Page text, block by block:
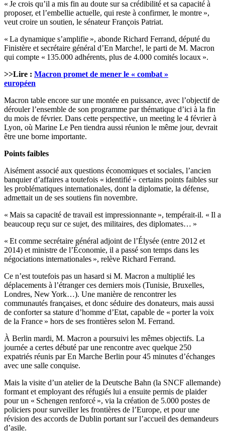
« Je crois qu’il a mis fin au doute sur sa crédibilité et sa capacité à
proposer, et l’embellie actuelle, qui reste à confirmer, le montre »,
veut croire un soutien, le sénateur François Patriat.
« La dynamique s’amplifie », abonde Richard Ferrand, député du
Finistère et secrétaire général d’En Marche!, le parti de M. Macron
qui compte « 135.000 adhérents, plus de 4.000 comités locaux ».
>>Lire : Macron promet de mener le « combat »
européen
Macron table encore sur une montée en puissance, avec l’objectif de
dérouler l’ensemble de son programme par thématique d’ici à la fin
du mois de février. Dans cette perspective, un meeting le 4 février à
Lyon, où Marine Le Pen tiendra aussi réunion le même jour, devrait
être une borne importante.
Points faibles
Aisément associé aux questions économiques et sociales, l’ancien
banquier d’affaires a toutefois « identifié » certains points faibles sur
les problématiques internationales, dont la diplomatie, la défense,
admettait un de ses soutiens fin novembre.
« Mais sa capacité de travail est impressionnante », tempérait-il. « Il a
beaucoup reçu sur ce sujet, des militaires, des diplomates… »
« Et comme secrétaire général adjoint de l’Élysée (entre 2012 et
2014) et ministre de l’Économie, il a passé son temps dans les
négociations internationales », relève Richard Ferrand.
Ce n’est toutefois pas un hasard si M. Macron a multiplié les
déplacements à l’étranger ces derniers mois (Tunisie, Bruxelles,
Londres, New York…). Une manière de rencontrer les
communautés françaises, et donc séduire des donateurs, mais aussi
de conforter sa stature d’homme d’Etat, capable de « porter la voix
de la France » hors de ses frontières selon M. Ferrand.
À Berlin mardi, M. Macron a poursuivi les mêmes objectifs. La
journée a certes débuté par une rencontre avec quelque 250
expatriés réunis par En Marche Berlin pour 45 minutes d’échanges
avec une salle conquise.
Mais la visite d’un atelier de la Deutsche Bahn (la SNCF allemande)
formant et employant des réfugiés lui a ensuite permis de plaider
pour un « Schengen renforcé », via la création de 5.000 postes de
policiers pour surveiller les frontières de l’Europe, et pour une
révision des accords de Dublin portant sur l’accueil des demandeurs
d’asile.